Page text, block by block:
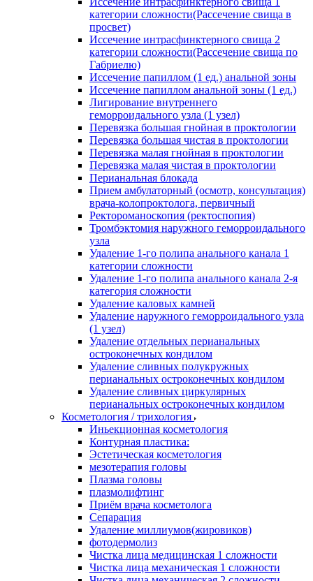
категории сложности(Рассечение свища в
просвет)
Иссечение интрасфинктерного свища 2
категории сложности(Рассечение свища по
Габриелю)
Иссечение папиллом (1 ед.) анальной зоны
Иссечение папиллом анальной зоны (1 ед.)
Лигирование внутреннего
геморроидального узла (1 узел)
Перевязка большая гнойная в проктологии
Перевязка большая чистая в проктологии
Перевязка малая гнойная в проктологии
Перевязка малая чистая в проктологии
Перианальная блокада
Прием амбулаторный (осмотр, консультация)
врача-колопроктолога, первичный
Ректороманоскопия (ректоспопия)
Тромбэктомия наружного геморроидального
узла
Удаление 1-го полипа анального канала 1
категории сложности
Удаление 1-го полипа анального канала 2-я
категория сложности
Удаление каловых камней
Удаление наружного геморроидального узла
(1 узел)
Удаление отдельных перианальных
остроконечных кондилом
Удаление сливных полукружных
перианальных остроконечных кондилом
Удаление сливных циркулярных
перианальных остроконечных кондилом
Косметология / трихология
Иньекционная косметология
Контурная пластика:
Эстетическая косметология
мезотерапия головы
Плазма головы
плазмолифтинг
Приём врача косметолога
Сепарация
Удаление миллиумов(жировиков)
фотодермолиз
Чистка лица медицинская 1 сложности
Чистка лица механическая 1 сложности